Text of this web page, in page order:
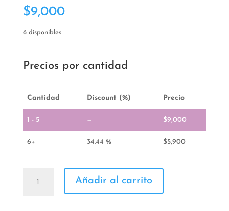
$9,000
6 disponibles
Precios por cantidad
Cantidad Discount (%) Precio
1 - 5 — $9,000
6+ 34.44 % $5,900
Añadir al carrito